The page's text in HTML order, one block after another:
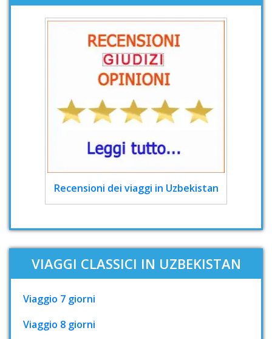
Recensioni dei viaggi in Uzbekistan
VIAGGI CLASSICI IN UZBEKISTAN
Viaggio 7 giorni
Viaggio 8 giorni